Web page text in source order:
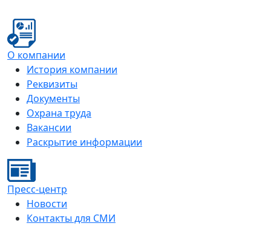
О компании
История компании
Реквизиты
Документы
Охрана труда
Вакансии
Раскрытие информации
Пресс-центр
Новости
Контакты для СМИ